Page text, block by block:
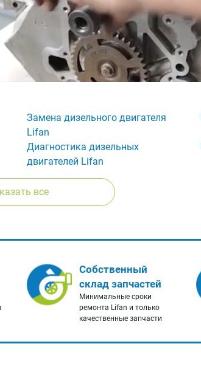
Замена дизельного двигателя
Lifan
Диагностика дизельных
двигателей Lifan
все
Собственный
склад запчастей
Минимальные сроки
ремонта Lifan и только
качественные запчасти